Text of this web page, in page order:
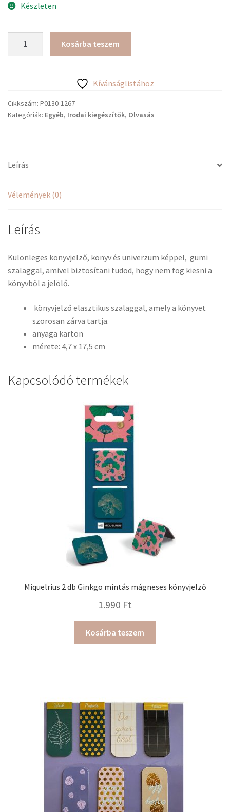
Készleten
és
univerzum
Kosárba teszem
Kívánságlistához
Cikkszám: P0130-1267
Kategóriák: Egyéb, Irodai kiegészítők, Olvasás
Leírás
Vélemények (0)
Leírás
Különleges könyvjelző, könyv és univerzum képpel, gumi
szalaggal, amivel biztosítani tudod, hogy nem fog kiesni a
könyvből a jelölő.
könyvjelző elasztikus szalaggal, amely a könyvet
szorosan zárva tartja.
anyaga karton
mérete: 4,7 x 17,5 cm
Kapcsolódó termékek
Miquelrius 2 db Ginkgo mintás mágneses könyvjelző
1.990 Ft
Kosárba teszem